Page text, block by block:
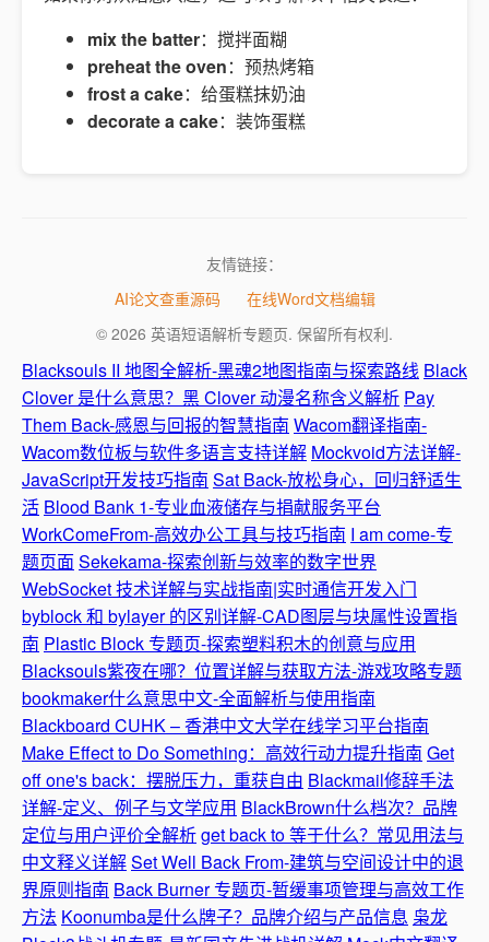
mix the batter：搅拌面糊
preheat the oven：预热烤箱
frost a cake：给蛋糕抹奶油
decorate a cake：装饰蛋糕
友情链接：
AI论文查重源码
在线Word文档编辑
© 2026 英语短语解析专题页. 保留所有权利.
Blacksouls II 地图全解析-黑魂2地图指南与探索路线 Black
Clover 是什么意思？黑 Clover 动漫名称含义解析 Pay
Them Back-感恩与回报的智慧指南 Wacom翻译指南-
Wacom数位板与软件多语言支持详解 Mockvoid方法详解-
JavaScript开发技巧指南 Sat Back-放松身心，回归舒适生
活 Blood Bank 1-专业血液储存与捐献服务平台
WorkComeFrom-高效办公工具与技巧指南 I am come-专
题页面Sekekama-探索创新与效率的数字世界
WebSocket 技术详解与实战指南|实时通信开发入门
byblock 和 bylayer 的区别详解-CAD图层与块属性设置指
南 Plastic Block 专题页-探索塑料积木的创意与应用
Blacksouls紫夜在哪？位置详解与获取方法-游戏攻略专题
bookmaker什么意思中文-全面解析与使用指南
Blackboard CUHK – 香港中文大学在线学习平台指南
Make Effect to Do Something：高效行动力提升指南 Get
off one's back：摆脱压力，重获自由 Blackmail修辞手法
详解-定义、例子与文学应用 BlackBrown什么档次？品牌
定位与用户评价全解析get back to 等于什么？常见用法与
中文释义详解Set Well Back From-建筑与空间设计中的退
界原则指南 Back Burner 专题页-暂缓事项管理与高效工作
方法 Koonumba是什么牌子？品牌介绍与产品信息 枭龙